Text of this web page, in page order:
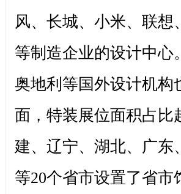
风、长城、小米、联
等制造企业的设计中心
奥地利等国外设计机构
面，特装展位面积占比
建、辽宁、湖北、广东
等20个省市设置了省